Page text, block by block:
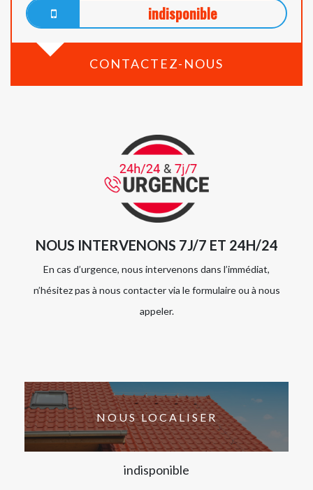
indisponible
CONTACTEZ-NOUS
NOUS INTERVENONS 7J/7 ET 24H/24
En cas d’urgence, nous intervenons dans l’immédiat,
n’hésitez pas à nous contacter via le formulaire ou à nous
appeler.
NOUS LOCALISER
indisponible